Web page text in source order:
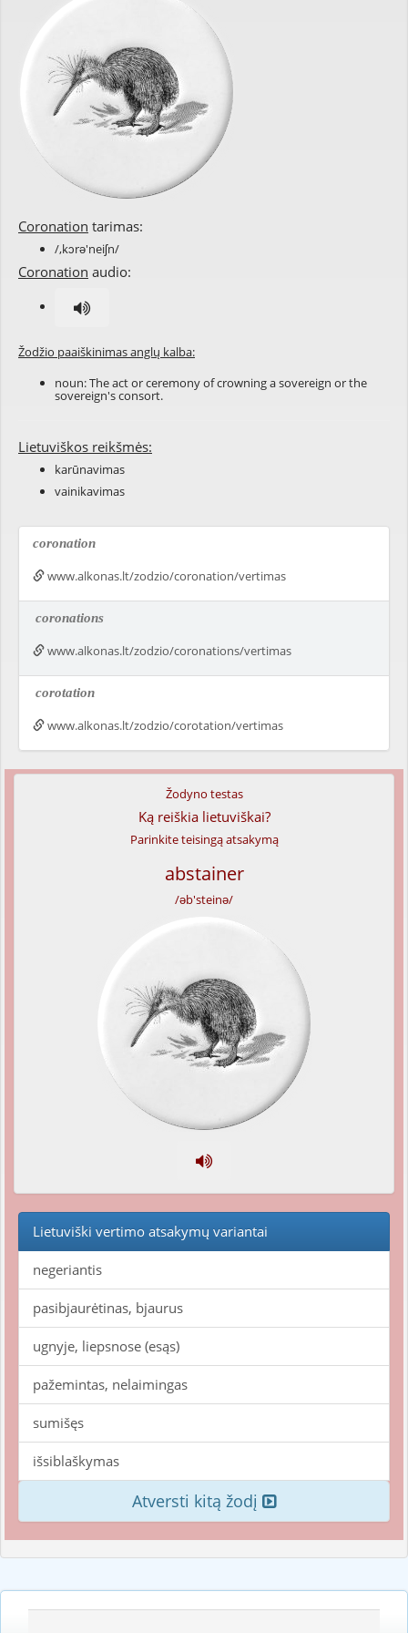
Coronation tarimas:
/,kɔrə'neiʃn/
Coronation audio:
Žodžio paaiškinimas anglų kalba:
noun: The act or ceremony of crowning a sovereign or the
sovereign's consort.
Lietuviškos reikšmės:
karūnavimas
vainikavimas
coronation
www.alkonas.lt/zodzio/coronation/vertimas
coronations
www.alkonas.lt/zodzio/coronations/vertimas
corotation
www.alkonas.lt/zodzio/corotation/vertimas
Žodyno testas
Ką reiškia lietuviškai?
Parinkite teisingą atsakymą
abstainer
/əb'steinə/
Lietuviški vertimo atsakymų variantai
negeriantis
pasibjaurėtinas, bjaurus
ugnyje, liepsnose (esąs)
pažemintas, nelaimingas
sumišęs
išsiblaškymas
Atversti kitą žodį